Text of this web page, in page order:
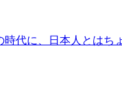
代に、日本人とはち